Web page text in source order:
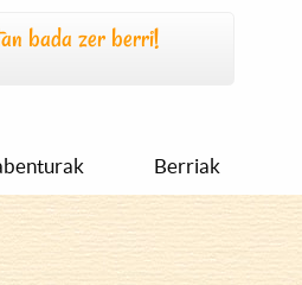
bada zer berri!
Berriak